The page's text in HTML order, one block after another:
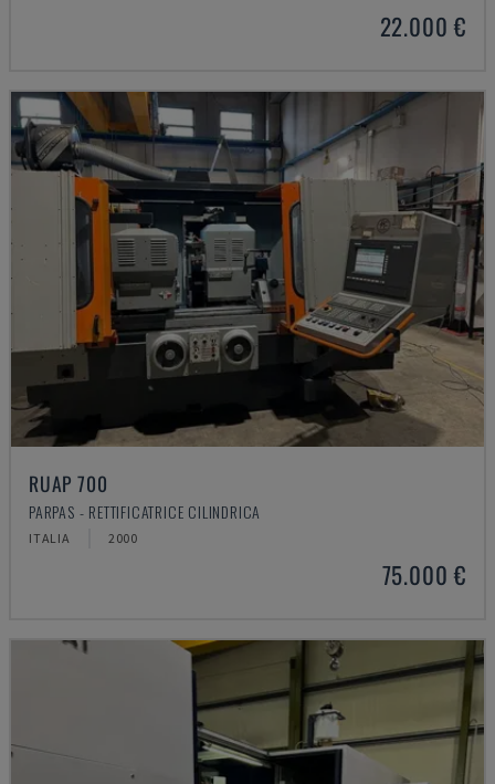
22.000 €
RUAP 700
PARPAS - RETTIFICATRICE CILINDRICA
ITALIA 2000
75.000 €